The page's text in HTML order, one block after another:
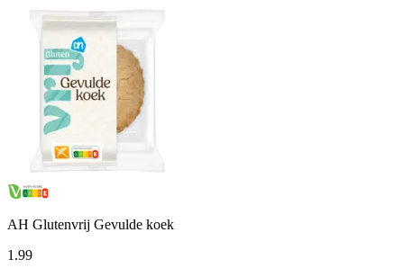
AH Glutenvrij Gevulde koek
1.99